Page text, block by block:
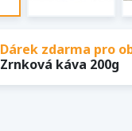
Dárek zdarma pro
Zrnková káva 200g